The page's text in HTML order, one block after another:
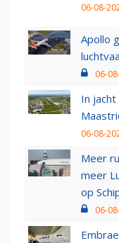
06-08-
Apollo
06-
In
06-08-
Meer
meer
op
06-